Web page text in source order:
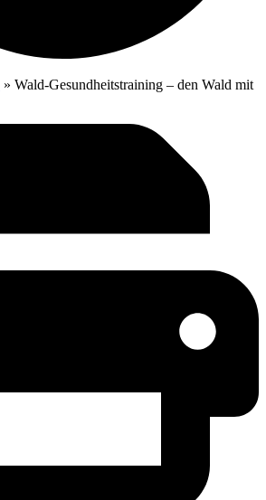
» Wald-Gesund­heits­trai­ning – den Wald mit